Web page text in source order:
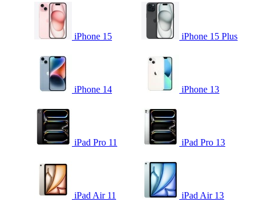
iPhone 15 iPhone 15 Plus
iPhone 14 iPhone 13
iPad Pro 11 iPad Pro 13
iPad Air 11 iPad Air 13